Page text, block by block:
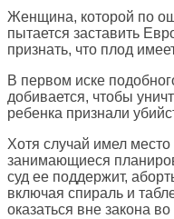
Женщина, которой по
пытается заставить
признать, что плод
В первом иске
добивается, чтобы
ребенка признали
Хотя случай имел
занимающиеся
суд ее поддержит,
включая спираль и
оказаться вне закона